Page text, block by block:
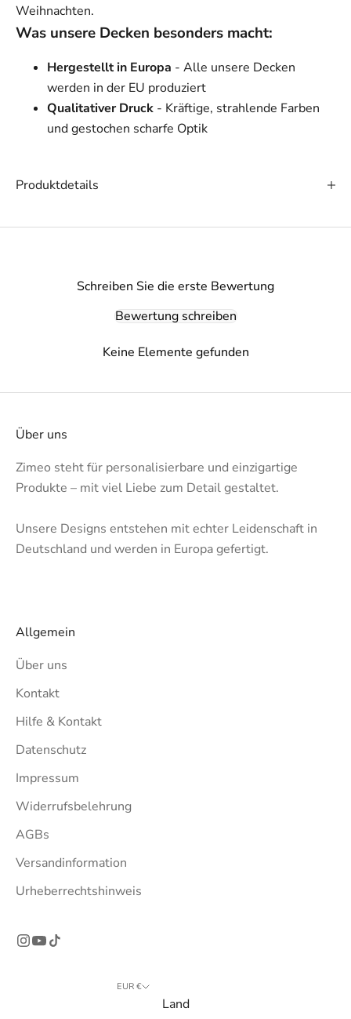
Weihnachten.
Was unsere Decken besonders macht:
Hergestellt in Europa - Alle unsere Decken
werden in der EU produziert
Qualitativer Druck - Kräftige, strahlende Farben
und gestochen scharfe Optik
Produktdetails
Schreiben Sie die erste Bewertung
Bewertung schreiben
Keine Elemente gefunden
Über uns
Zimeo steht für personalisierbare und einzigartige
Produkte – mit viel Liebe zum Detail gestaltet.
Unsere Designs entstehen mit echter Leidenschaft in
Deutschland und werden in Europa gefertigt.
Allgemein
Über uns
Kontakt
Hilfe & Kontakt
Datenschutz
Impressum
Widerrufsbelehrung
AGBs
Versandinformation
Urheberrechtshinweis
EUR €
Land